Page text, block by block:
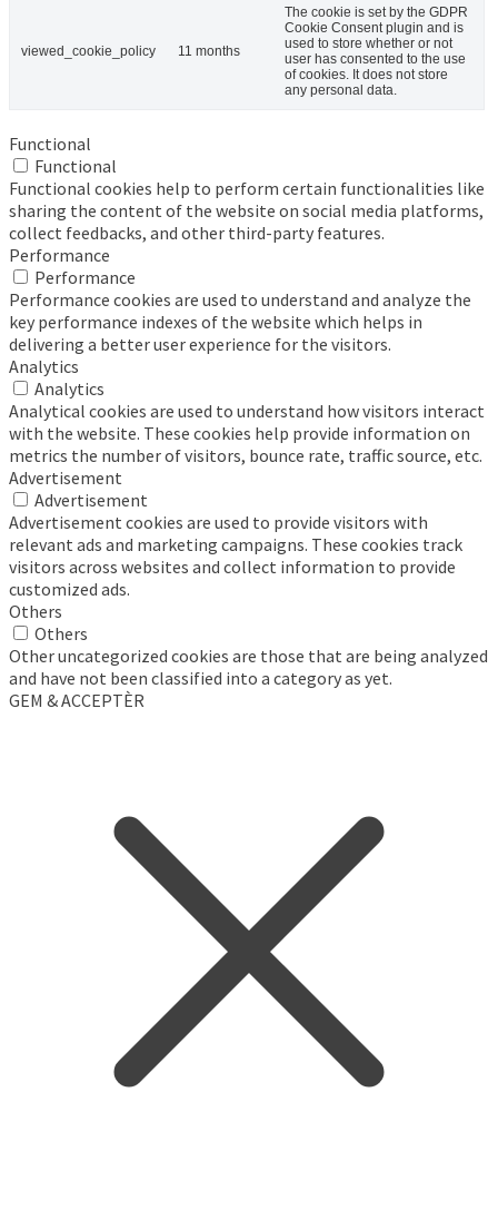
viewed_cookie_policy 11 months
The cookie is set by the GDPR
Cookie Consent plugin and is
used to store whether or not
user has consented to the use
of cookies. It does not store
any personal data.
Functional
Functional
Functional cookies help to perform certain functionalities like
sharing the content of the website on social media platforms,
collect feedbacks, and other third-party features.
Performance
Performance
Performance cookies are used to understand and analyze the
key performance indexes of the website which helps in
delivering a better user experience for the visitors.
Analytics
Analytics
Analytical cookies are used to understand how visitors interact
with the website. These cookies help provide information on
metrics the number of visitors, bounce rate, traffic source, etc.
Advertisement
Advertisement
Advertisement cookies are used to provide visitors with
relevant ads and marketing campaigns. These cookies track
visitors across websites and collect information to provide
customized ads.
Others
Others
Other uncategorized cookies are those that are being analyzed
and have not been classified into a category as yet.
GEM & ACCEPTÈR